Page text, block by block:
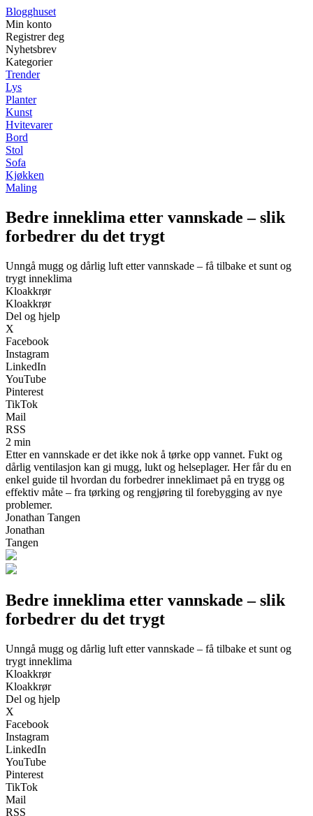
Blogghuset
Min konto
Registrer deg
Nyhetsbrev
Kategorier
Trender
Lys
Planter
Kunst
Hvitevarer
Bord
Stol
Sofa
Kjøkken
Maling
Bedre inneklima etter vannskade – slik
forbedrer du det trygt
Unngå mugg og dårlig luft etter vannskade – få tilbake et sunt og
trygt inneklima
Kloakkrør
Kloakkrør
Del og hjelp
X
Facebook
Instagram
LinkedIn
YouTube
Pinterest
TikTok
Mail
RSS
2 min
Etter en vannskade er det ikke nok å tørke opp vannet. Fukt og
dårlig ventilasjon kan gi mugg, lukt og helseplager. Her får du en
enkel guide til hvordan du forbedrer inneklimaet på en trygg og
effektiv måte – fra tørking og rengjøring til forebygging av nye
problemer.
Jonathan Tangen
Jonathan
Tangen
Bedre inneklima etter vannskade – slik
forbedrer du det trygt
Unngå mugg og dårlig luft etter vannskade – få tilbake et sunt og
trygt inneklima
Kloakkrør
Kloakkrør
Del og hjelp
X
Facebook
Instagram
LinkedIn
YouTube
Pinterest
TikTok
Mail
RSS